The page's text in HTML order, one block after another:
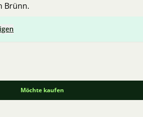
Brünn.
Möchte kaufen